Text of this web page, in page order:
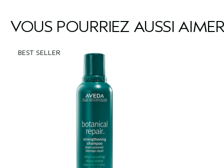
VOUS POURRIEZ AUSSI AIMER
BEST SELLER